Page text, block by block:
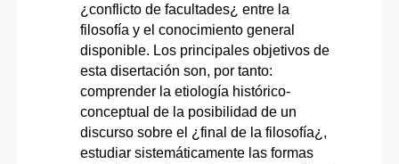
¿conflicto de facultades¿ entre la
filosofía y el conocimiento general
disponible. Los principales objetivos de
esta disertación son, por tanto:
comprender la etiología histórico-
conceptual de la posibilidad de un
discurso sobre el ¿final de la filosofía¿,
estudiar sistemáticamente las formas